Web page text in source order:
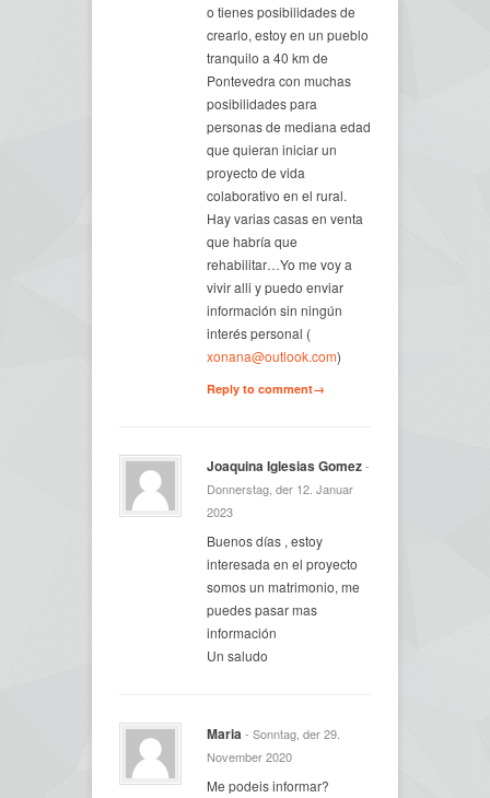
o tienes posibilidades de
crearlo, estoy en un pueblo
tranquilo a 40 km de
Pontevedra con muchas
posibilidades para
personas de mediana edad
que quieran iniciar un
proyecto de vida
colaborativo en el rural.
Hay varias casas en venta
que habría que
rehabilitar…Yo me voy a
vivir alli y puedo enviar
información sin ningún
interés personal (
xonana@outlook.com)
Reply to comment→
Joaquina Iglesias Gomez-
Donnerstag, der 12. Januar
2023
Buenos días , estoy
interesada en el proyecto
somos un matrimonio, me
puedes pasar mas
información
Un saludo
Maria- Sonntag, der 29.
November 2020
Me podeis informar?